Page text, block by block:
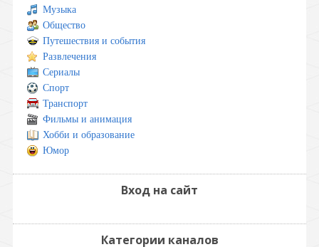
Музыка
Общество
Путешествия и события
Развлечения
Сериалы
Спорт
Транспорт
Фильмы и анимация
Хобби и образование
Юмор
Вход на сайт
Категории каналов